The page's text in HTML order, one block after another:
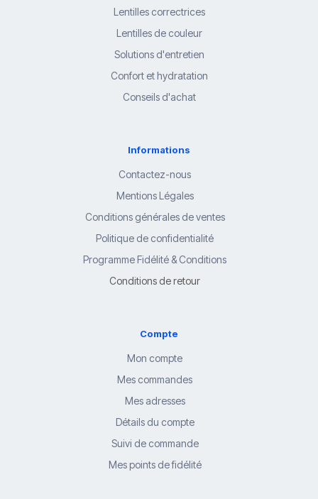
Lentilles correctrices
Lentilles de couleur
Solutions d'entretien
Confort et hydratation
Conseils d'achat
Informations
Contactez-nous
Mentions Légales
Conditions générales de ventes
Politique de confidentialité
Programme Fidélité & Conditions
Conditions de retour
Compte
Mon compte
Mes commandes
Mes adresses
Détails du compte
Suivi de commande
Mes points de fidélité